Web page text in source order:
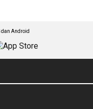
dan Android